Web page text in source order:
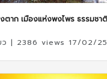
ตาก เมืองแห่งพงไพร ธรรมชา
ว | 2386 views 17/02/